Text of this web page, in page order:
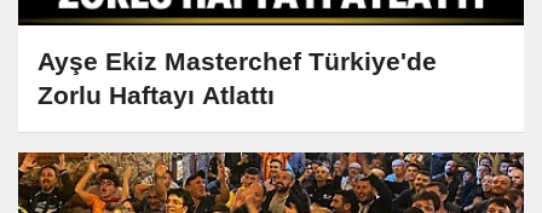
Ayşe Ekiz Masterchef Türkiye'de
Zorlu Haftayı Atlattı